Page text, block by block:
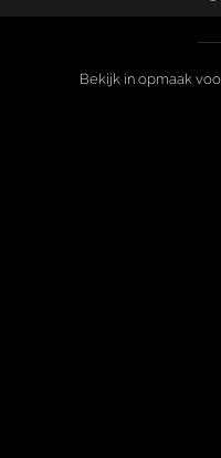
Bekijk in opmaak